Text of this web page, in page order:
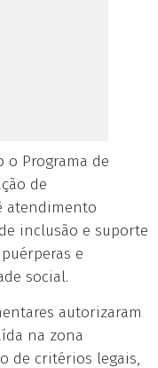
o Programa de
de
atendimento
inclusão e suporte
e
social.
autorizaram
na zona
de critérios legais,